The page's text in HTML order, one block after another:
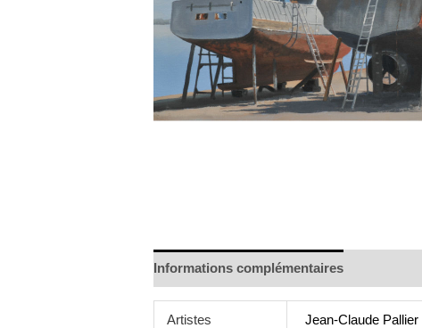
Informations complémentaires
Artistes Jean-Claude Pallier